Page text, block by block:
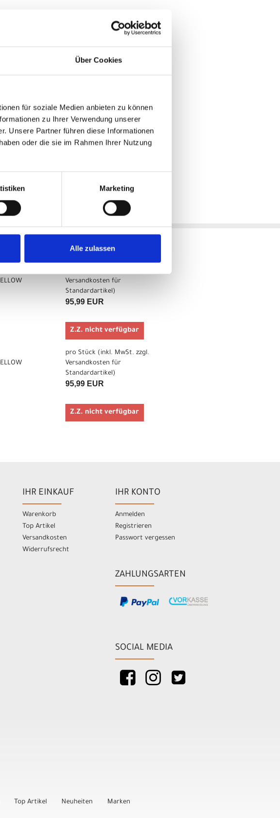
Über Cookies
für soziale Medien anbieten zu können
zu Ihrer Verwendung unserer
Unsere Partner führen diese Informationen
oder die sie im Rahmen Ihrer Nutzung
Marketing
Alle zulassen
im ersten Jahr ab Kaufdatum durch einen
Schutzmechanismus des Gehirns
Versandkosten für
Standardartikel)
95,99 EUR
Z.Z. nicht verfügbar
pro Stück (inkl. MwSt. zzgl.
Versandkosten für
Standardartikel)
95,99 EUR
Z.Z. nicht verfügbar
IHR EINKAUF
Warenkorb
Top Artikel
Versandkosten
Widerrufsrecht
IHR KONTO
Anmelden
Registrieren
Passwort vergessen
ZAHLUNGSARTEN
SOCIAL MEDIA
Top Artikel Neuheiten Marken